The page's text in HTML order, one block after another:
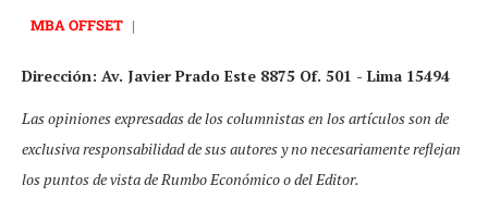
MBA OFFSET |
Dirección: Av. Javier Prado Este 8875 Of. 501 - Lima 15494
Las opiniones expresadas de los columnistas en los artículos son de
exclusiva responsabilidad de sus autores y no necesariamente reflejan
los puntos de vista de Rumbo Económico o del Editor.